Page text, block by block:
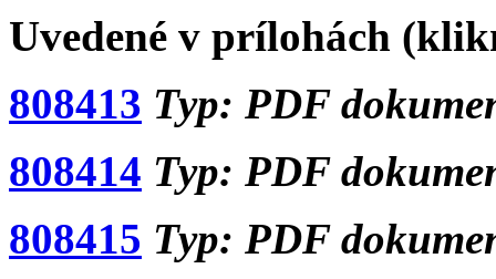
Uvedené v prílohách
808413 Typ: PDF
808414 Typ: PDF
808415 Typ: PDF